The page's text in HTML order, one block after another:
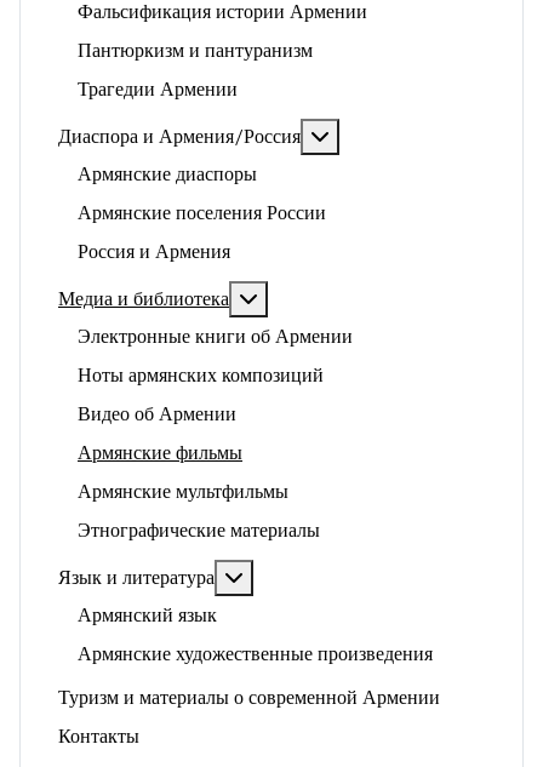
Фальсификация истории Армении
Пантюркизм и пантуранизм
Трагедии Армении
Диаспора и Армения/Россия
Армянские диаспоры
Армянские поселения России
Россия и Армения
Медиа и библиотека
Электронные книги об Армении
Ноты армянских композиций
Видео об Армении
Армянские фильмы
Армянские мультфильмы
Этнографические материалы
Язык и литература
Армянский язык
Армянские художественные произведения
Туризм и материалы о современной Армении
Контакты